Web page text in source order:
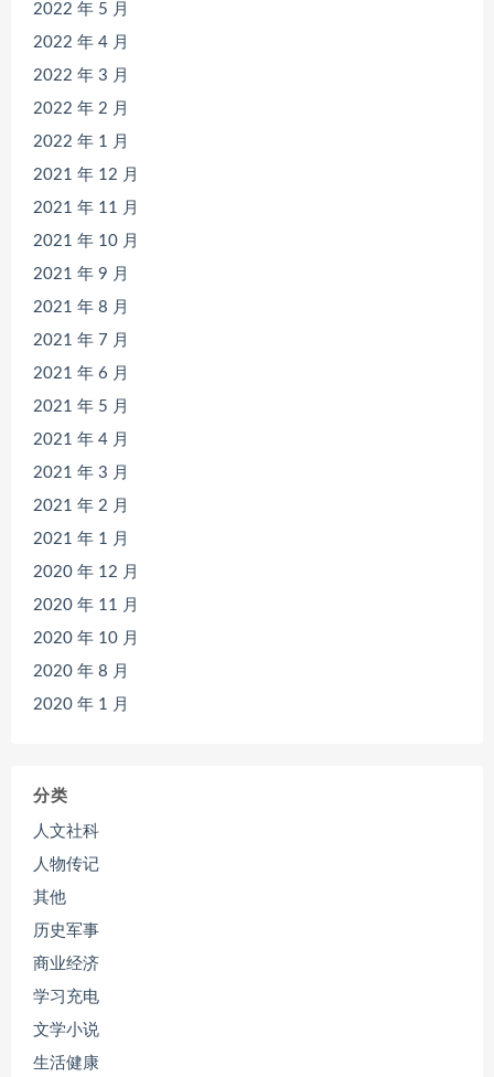
2022 年 5 月
2022 年 4 月
2022 年 3 月
2022 年 2 月
2022 年 1 月
2021 年 12 月
2021 年 11 月
2021 年 10 月
2021 年 9 月
2021 年 8 月
2021 年 7 月
2021 年 6 月
2021 年 5 月
2021 年 4 月
2021 年 3 月
2021 年 2 月
2021 年 1 月
2020 年 12 月
2020 年 11 月
2020 年 10 月
2020 年 8 月
2020 年 1 月
分类
人文社科
人物传记
其他
历史军事
商业经济
学习充电
文学小说
生活健康